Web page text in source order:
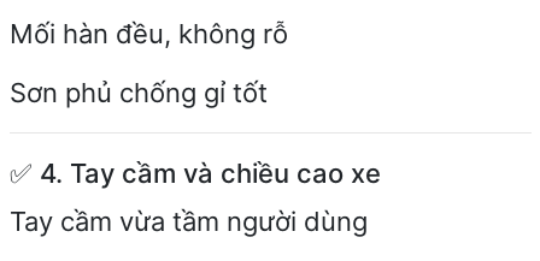
Mối hàn đều, không rỗ
Sơn phủ chống gỉ tốt
✅ 4. Tay cầm và chiều cao xe
Tay cầm vừa tầm người dùng